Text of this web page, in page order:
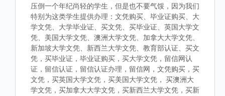
压倒一个年纪尚轻的学生，但是也不要气馁，因为我们
特别为这类学生提供办理：文凭购买、毕业证购买、大
学文凭、大学毕业证、买文凭、买毕业证、英国大学文
凭、美国大学文凭、澳洲大学文凭、加拿大大学文凭、
新加坡大学文凭、新西兰大学文凭、教育部认证、买文
凭，买毕业证，毕业证购买，买大学文凭，留信网认
证，留信认证，留信认证办理，留信网，文凭购买，买
文凭，买英国大学文凭，买美国大学文凭， 买澳洲大
学文凭，买加拿大大学文凭，买新西兰大学文凭，买新